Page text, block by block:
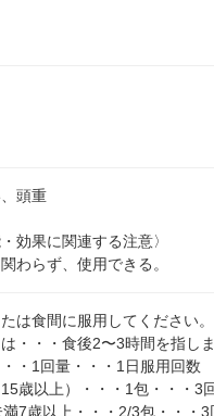
頭重
・効果に関連する注意〉
わらず、使用できる。
は食間に服用してください。
・・・食後2〜3時間を指しま
・1回量・・・1日服用回数
歳以上）・・・1包・・・3
満7歳以上・・・2/3包・・・3